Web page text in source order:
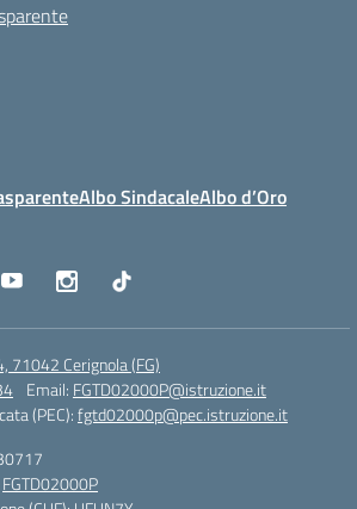
Albo SindacaleAlbo d’Oro
71042 Cerignola (FG)
Email: FGTD02000P@istruzione.it
(PEC):fgtd02000p@pec.istruzione.it
FGTD02000P